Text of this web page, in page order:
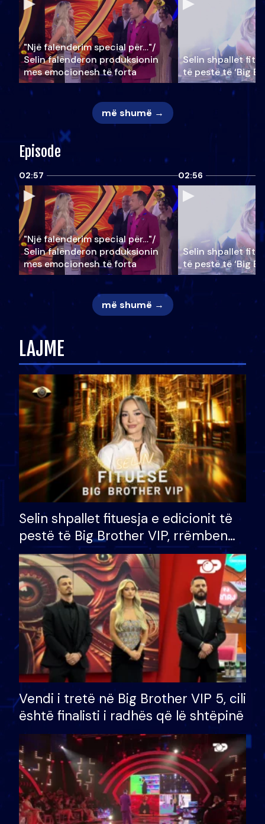
"Një falenderim special për…"/
Selin falënderon produksionin
mes emocionesh të forta
Selin shpallet
të pestë të ‘Big
më shumë →
Episode
02:57
"Një falenderim special për…"/
Selin falënderon produksionin
mes emocionesh të forta
02:56
Selin shpallet
të pestë të ‘Big
më shumë →
LAJME
Selin shpallet fituesja e edicionit të
pestë të Big Brother VIP, rrëmben
çmimin e madh prej 100 mijë eurosh
Vendi i tretë në Big Brother VIP 5, cili
është finalisti i radhës që lë shtëpinë